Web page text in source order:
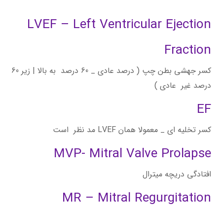
LVEF – Left Ventricular Ejection
Fraction
کسر جهشی بطن چپ ( درصد عادی _ 60 درصد به بالا | زیر 60
درصد غیر عادی )
EF
کسر تخلیه‌ اى _ معمولا همان LVEF مد نظر است
MVP- Mitral Valve Prolapse
افتادگی دریچه میترال
MR – Mitral Regurgitation